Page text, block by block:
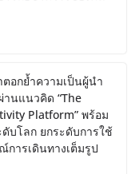
ตอกย้ำความเป็นผู้นำ
นแนวคิด “The
Platform” พร้อม
บโลก ยกระดับการใช้
ารเดินทางเต็มรูป